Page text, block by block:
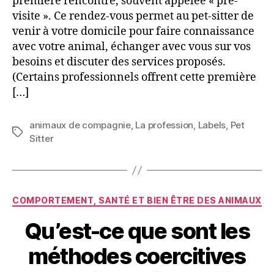
visite ». Ce rendez-vous permet au pet-sitter de
venir à votre domicile pour faire connaissance
avec votre animal, échanger avec vous sur vos
besoins et discuter des services proposés.
(Certains professionnels offrent cette première
[…]
Étiquettes
animaux de compagnie, La profession, Labels, Pet
Sitter
Catégories
COMPORTEMENT, SANTÉ ET BIEN ÊTRE DES ANIMAUX
Qu’est-ce que sont les
méthodes coercitives